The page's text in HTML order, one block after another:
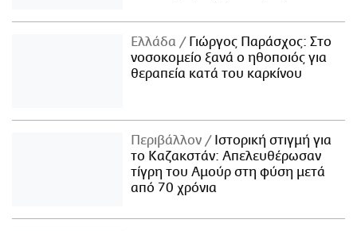
Ελλάδα
Γιώργος Παράσχος: Στο
νοσοκομείο ξανά ο ηθοποιός για
θεραπεία κατά του καρκίνου
Περιβάλλον
Ιστορική στιγμή για
το Καζακστάν: Απελευθέρωσαν
τίγρη του Αμούρ στη φύση μετά
από 70 χρόνια